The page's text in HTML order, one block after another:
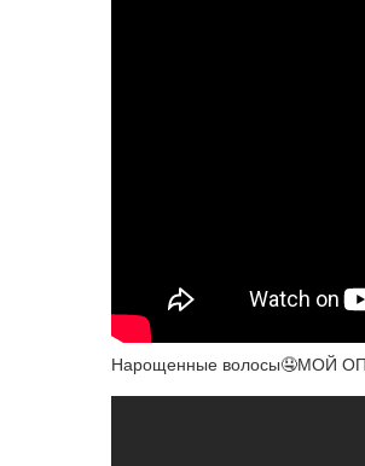
Нарощенные волосы🤤МОЙ